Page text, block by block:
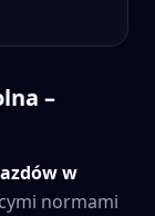
–
w
normami